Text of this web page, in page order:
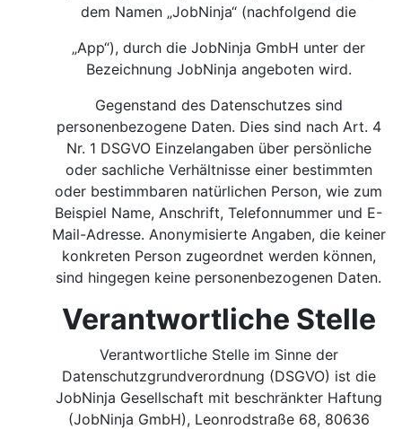
dem Namen „JobNinja“ (nachfolgend die
„App“), durch die JobNinja GmbH unter der
Bezeichnung JobNinja angeboten wird.
Gegenstand des Datenschutzes sind
personenbezogene Daten. Dies sind nach Art. 4
Nr. 1 DSGVO Einzelangaben über persönliche
oder sachliche Verhältnisse einer bestimmten
oder bestimmbaren natürlichen Person, wie zum
Beispiel Name, Anschrift, Telefonnummer und E-
Mail-Adresse. Anonymisierte Angaben, die keiner
konkreten Person zugeordnet werden können,
sind hingegen keine personenbezogenen Daten.
Verantwortliche Stelle
Verantwortliche Stelle im Sinne der
Datenschutzgrundverordnung (DSGVO) ist die
JobNinja Gesellschaft mit beschränkter Haftung
(JobNinja GmbH), Leonrodstraße 68, 80636